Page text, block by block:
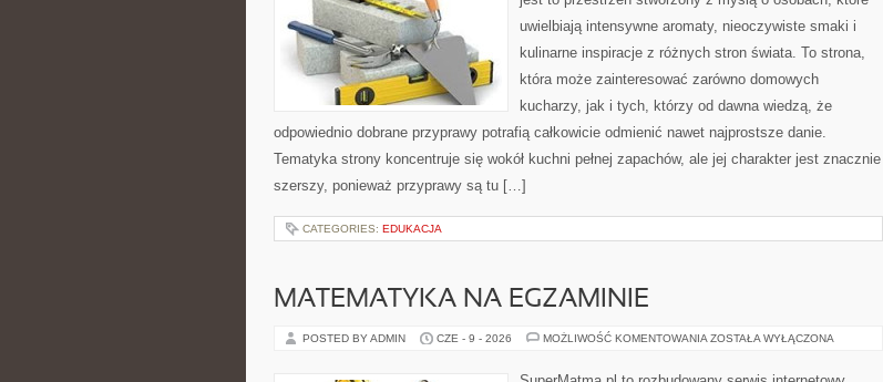
uwielbiają intensywne aromaty, nieoczywiste smaki i
kulinarne inspiracje z różnych stron świata. To strona,
która może zainteresować zarówno domowych
kucharzy, jak i tych, którzy od dawna wiedzą, że
odpowiednio dobrane przyprawy potrafią całkowicie odmienić nawet najprostsze danie.
Tematyka strony koncentruje się wokół kuchni pełnej zapachów, ale jej charakter jest znacznie
szerszy, ponieważ przyprawy są tu […]
CATEGORIES: EDUKACJA
MATEMATYKA NA EGZAMINIE
POSTED BY ADMIN CZE - 9 - 2026 MOŻLIWOŚĆ KOMENTOWANIA MATEMATYKA
ZOSTAŁA WYŁĄCZONA